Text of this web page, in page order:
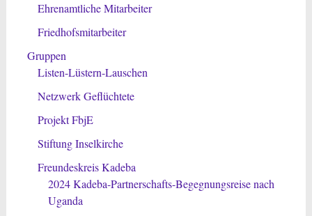
Ehrenamtliche Mitarbeiter
Friedhofsmitarbeiter
Gruppen
Listen-Lüstern-Lauschen
Netzwerk Geflüchtete
Projekt FbjE
Stiftung Inselkirche
Freundeskreis Kadeba
2024 Kadeba-Partnerschafts-Begegnungsreise nach
Uganda